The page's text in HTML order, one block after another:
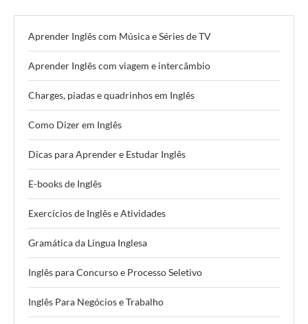
Aprender Inglês com Música e Séries de TV
Aprender Inglês com viagem e intercâmbio
Charges, piadas e quadrinhos em Inglês
Como Dizer em Inglês
Dicas para Aprender e Estudar Inglês
E-books de Inglês
Exercícios de Inglês e Atividades
Gramática da Língua Inglesa
Inglês para Concurso e Processo Seletivo
Inglês Para Negócios e Trabalho